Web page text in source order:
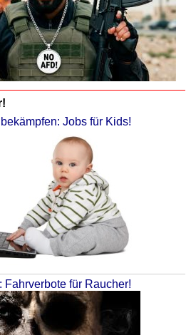
Jobs für Kids!
Fahrverbote für Raucher!